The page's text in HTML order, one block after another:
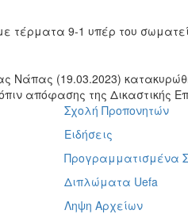
τέρματα 9-1 υπέρ του
Νάπας (19.03.2023)
απόφασης της Δικαστικής
Σχολή Προπονητών
Ειδήσεις
Προγραμματισμένα
Διπλώματα Uefa
Ληψη Αρχείων